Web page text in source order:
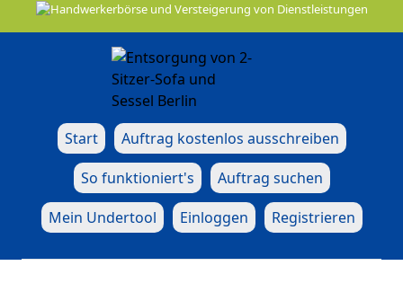
Start
Auftrag kostenlos ausschreiben
So funktioniert's
Auftrag suchen
Mein Undertool
Einloggen Registrieren